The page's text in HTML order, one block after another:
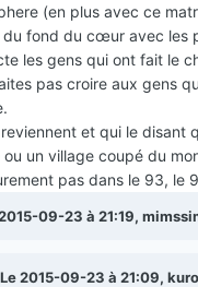
(en plus avec ce
fond du cœur avec les
les gens qui ont fait le
pas croire aux gens
et qui le disant
un village coupé du
pas dans le 93, le
09-23 à 21:19,
Le 2015-09-23 à 21:09,